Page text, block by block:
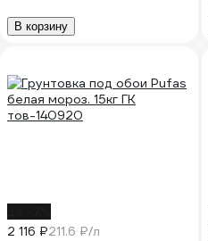
В корзину
2 116 ₽211.6 ₽/л